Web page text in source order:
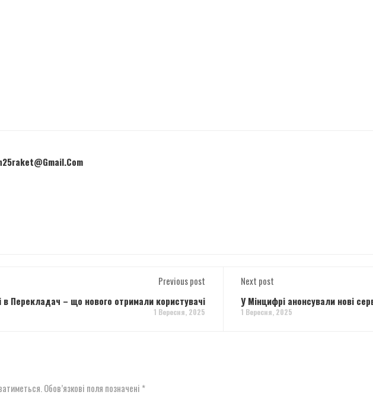
Previous post
в Перекладач – що нового отримали користувачі
1 Вересня, 2025
Next post
У Мінцифрі анонсували нові
1 Вересня, 2025
Обов’язкові поля позначені *